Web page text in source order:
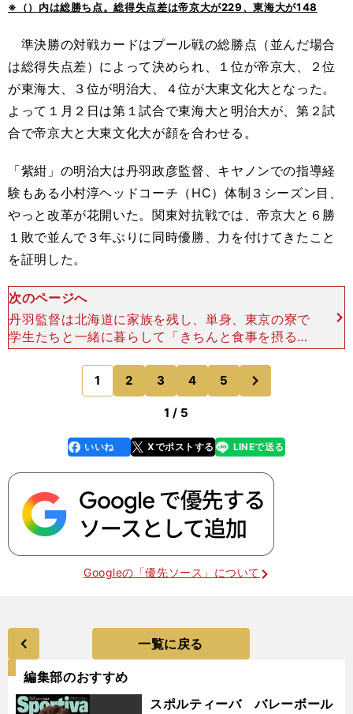
※（）内は総勝ち点。総得失点差は帝京大が229、東海大が148
準決勝の対戦カードはプール戦の総勝点（並んだ場合
は総得失点差）によって決められ、１位が帝京大、２位
が東海大、３位が明治大、４位が大東文化大となった。
よって１月２日は第１試合で東海大と明治大が、第２試
合で帝京大と大東文化大が顔を合わせる。
「紫紺」の明治大は丹羽政彦監督、キヤノンでの指導経
験もある小村淳ヘッドコーチ（HC）体制３シーズン目、
やっと改革が花開いた。関東対抗戦では、帝京大と６勝
１敗で並んで３年ぶりに同時優勝、力を付けてきたこと
を証明した。
次のページへ
丹羽監督は北海道に家族を残し、単身、東京の寮で
学生たちと一緒に暮らして「きちんと食事を摂る。
しっかり寝る。挨拶する。整理整頓する。勉強との
両立をしっかりする」と生活面の規律から選手たち
を指導する一方で
1 2 3 4 5
のページへ
1 / 5
faceboo
k
いいね Xでポストする
line LINEで送る
Googleの「優先ソース」について
一覧に戻る
編集部のおすすめ
スポルティーバ バレーボール